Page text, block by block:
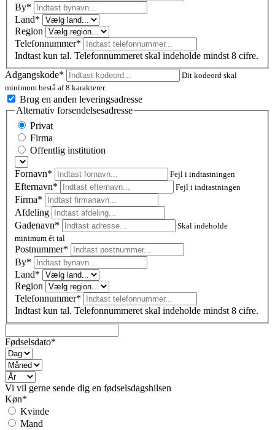
By*
Land*
Region
Telefonnummer*
Indtast kun tal. Telefonnummeret skal indeholde mindst 8 cifre.
Adgangskode*
Dit kodeord skal
minimum bestå af 8 karakterer.
Brug en anden leveringsadresse
Alternativ forsendelsesadresse
Privat
Firma
Offentlig institution
Fornavn* Fejl i indtastningen
Efternavn* Fejl i indtastningen
Firma*
Afdeling
Gadenavn*
Skal indeholde
minimum ét tal
Postnummer*
By*
Land*
Region
Telefonnummer*
Indtast kun tal. Telefonnummeret skal indeholde mindst 8 cifre.
Fødselsdato*
Vi vil gerne sende dig en fødselsdagshilsen
Køn*
Kvinde
Mand